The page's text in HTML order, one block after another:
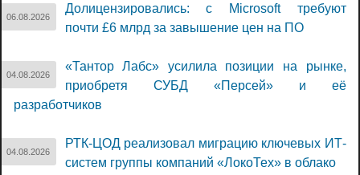
06.08.2026
Долицензировались: с Microsoft требуют
почти £6 млрд за завышение цен на ПО
04.08.2026
«Тантор Лабс» усилила позиции на рынке,
приобретя СУБД «Персей» и её
разработчиков
04.08.2026
РТК-ЦОД реализовал миграцию ключевых ИТ-
систем группы компаний «ЛокоТех» в облако